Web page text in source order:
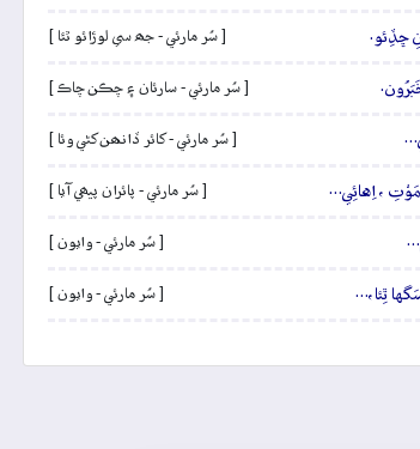
ڇڏِئو. [ سُر مارئي - جھ سي لوڙائو ٿئا ]
[ سُر مارئي - سارئان ۽ چڪن چاڪ ]
[ سُر مارئي - کائر ڏانھن کڻي وئا ]
، اِهائِي… [ سُر مارئي - پائران پيھي آيا ]
[ سُر مارئي - وايون ]
ٿِئا،… [ سُر مارئي - وايون ]